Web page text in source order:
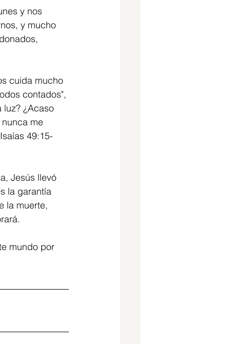
y nos
y mucho
cuida mucho
contados",
luz? ¿Acaso
me
49:15-
Jesús llevó
la garantía
la muerte,
mundo por